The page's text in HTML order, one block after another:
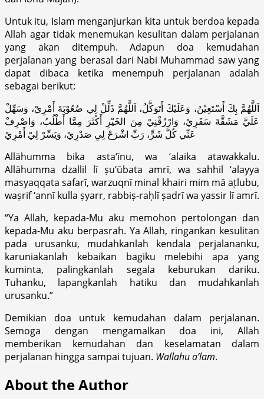
Untuk itu, Islam menganjurkan kita untuk berdoa kepada
Allah agar tidak menemukan kesulitan dalam perjalanan
yang akan ditempuh. Adapun doa kemudahan
perjalanan yang berasal dari Nabi Muhammad saw yang
dapat dibaca ketika menempuh perjalanan adalah
sebagai berikut:
اَللَّهُمَّ بِكَ أَسْتَعِيْنُ، وَعَلَيْكَ أَتَوَكَّلُ، اَللَّهُمَّ ذَلِّلْ لِي صُعُوْبَةَ أَمْرِيْ، وَسَهِّلْ
عَلَيَّ مَشَقَّةَ سَفَرِيْ، وَارْزُقْنِيْ مِنَ الخَيْرِ أَكْثَرَ مِمَّا أَطْلُبُ، وَاصْرِفْ
عَنِّي كُلَّ شَرٍّ، رَبِّ اشْرَحْ لِيِ صَدْرِيْ، وَيَسِّرْ لِيْ أَمْرِيْ
Allāhumma bika asta‘īnu, wa ‘alaika atawakkalu.
Allāhumma dzallil lī ṣu‘ūbata amrī, wa sahhil ‘alayya
masyaqqata safarī, warzuqnī minal khairi mim mā aṭlubu,
waṣrif ‘annī kulla ṣyarr, rabbiṣ-raḥlī ṣadrī wa yassir lī amrī.
“Ya Allah, kepada-Mu aku memohon pertolongan dan
kepada-Mu aku berpasrah. Ya Allah, ringankan kesulitan
pada urusanku, mudahkanlah kendala perjalananku,
karuniakanlah kebaikan bagiku melebihi apa yang
kuminta, palingkanlah segala keburukan dariku.
Tuhanku, lapangkanlah hatiku dan mudahkanlah
urusanku.”
Demikian doa untuk kemudahan dalam perjalanan.
Semoga dengan mengamalkan doa ini, Allah
memberikan kemudahan dan keselamatan dalam
perjalanan hingga sampai tujuan. Wallahu a’lam.
About the Author